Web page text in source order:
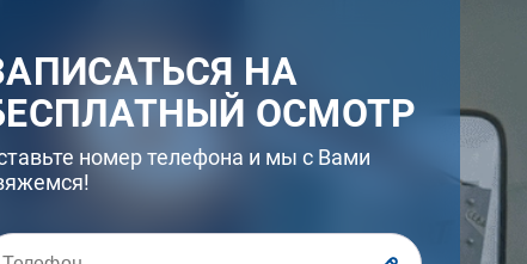
НА
ОСМОТР
номер телефона и мы с Вами